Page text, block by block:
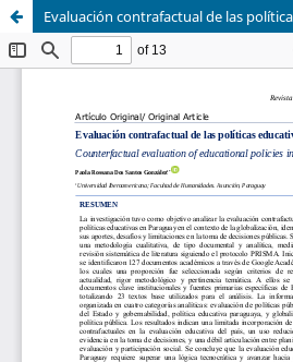
Evaluación contrafactual de las